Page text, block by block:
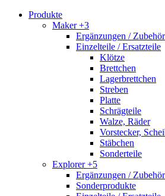
Produkte
Maker +3
Ergänzungen / Zubehör
Einzelteile / Ersatzteile
Klötze
Brettchen
Lagerbrettchen
Streben
Platte
Schrägteile
Walze, Räder
Vorstecker,
Stäbchen
Sonderteile
Explorer +5
Ergänzungen / Zubehör
Sonderprodukte